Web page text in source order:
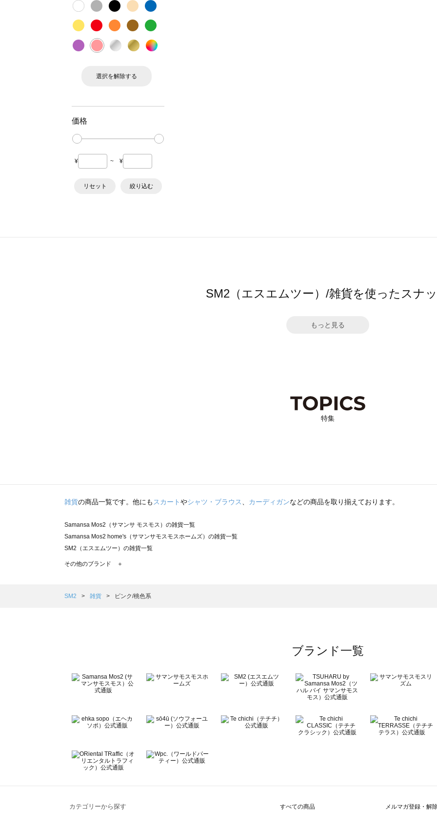
選択を解除する
価格
¥ ~ ¥
リセット 絞り込む
SM2（エスエムツー）/雑貨を使ったスナ
もっと見る
特集
雑貨の商品一覧です。他にも スカートやシャツ・ブラウス カーディガンなどの商品を取り揃えております。
Samansa Mos2（サマンサ モスモス）の雑貨一覧
Samansa Mos2 home's（サマンサモスモスホームズ）の雑貨一覧
SM2（エスエムツー）の雑貨一覧
TSUHARU by Samansa Mos2（ツハルバイサマンサモスモス）の雑貨一覧
Samansa Mos2 Lagom（サマンサモスモス ラーゴム）の雑貨一覧
BETTY'S BLUE（べティーズブルー）の雑貨一覧
Wpc.（ワールドパーティー）の雑貨一覧
その他のブランド ＋
SM2 雑貨 ピンク/桃色系
ブランド一覧
カテゴリーから探す すべての商品 メルマガ登録・解